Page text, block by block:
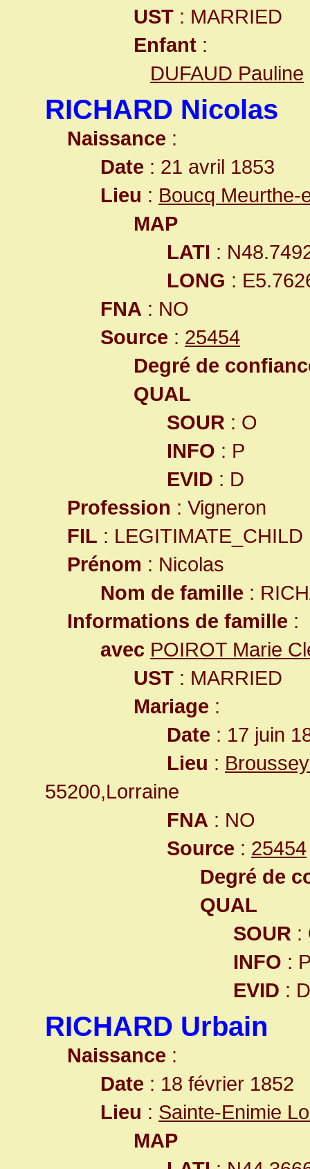
UST : MARRIED
Enfant :
DUFAUD Pauline
RICHARD Nicolas
Naissance :
Date : 21 avril 1853
Lieu : Boucq Meurthe-
MAP
LATI :
LONG :
FNA : NO
Source : 25454
Degré de
QUAL
SOUR : O
INFO : P
EVID : D
Profession : Vigneron
FIL : LEGITIMATE_CHILD
Prénom : Nicolas
Nom de famille :
Informations de famille :
avec POIROT Marie
UST : MARRIED
Mariage :
Date : 17 juin
Lieu :
55200,Lorraine
FNA : NO
Source : 25454
Degré de
QUAL
SOUR :
INFO :
EVID : D
RICHARD Urbain
Naissance :
Date : 18 février 1852
Lieu : Sainte-Enimie
MAP